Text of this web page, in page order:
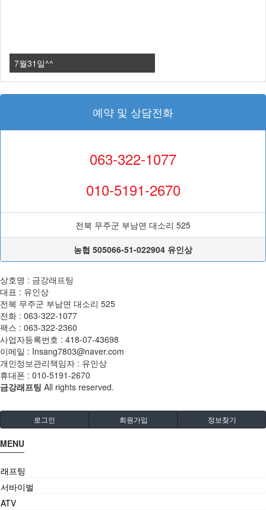
7월31일^^
예약 및 상담전화
063-322-1077
010-5191-2670
전북 무주군 부남면 대소리 525
농협 505066-51-022904 유인상
상호명 : 금강래프팅
대표 : 유인상
전북 무주군 부남면 대소리 525
전화 : 063-322-1077
팩스 : 063-322-2360
사업자등록번호 : 418-07-43698
이메일 : Insang7803@naver.com
개인정보관리책임자 : 유인상
휴대폰 : 010-5191-2670
금강래프팅 All rights reserved.
로그인 회원가입 정보찾기
MENU
래프팅
서바이벌
ATV